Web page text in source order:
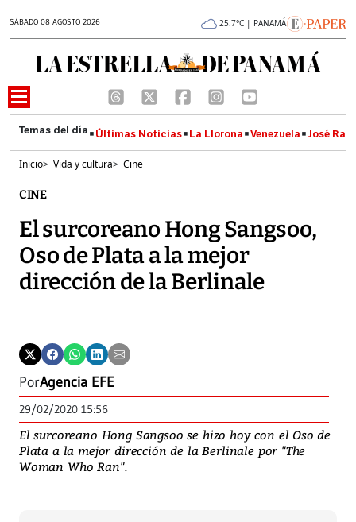
SÁBADO 08 AGOSTO 2026 25.7°C | PANAMÁ
Últimas Noticias La Llorona Venezuela José
Inicio> Vida y cultura> Cine
CINE
El surcoreano Hong Sangsoo,
Oso de Plata a la mejor
dirección de la Berlinale
PorAgencia EFE
29/02/2020 15:56
El surcoreano Hong Sangsoo se hizo hoy con el Oso de
Plata a la mejor dirección de la Berlinale por "The
Woman Who Ran".